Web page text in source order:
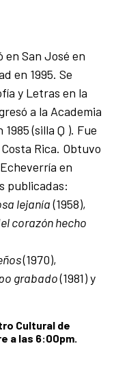
en San José en
en 1995. Se
y Letras en la
a la Academia
(silla Q ). Fue
Rica. Obtuvo
en
publicadas:
lejanía(1958),
corazón hecho
(1970),
grabado(1981) y
Cultural de
a las 6:00pm.